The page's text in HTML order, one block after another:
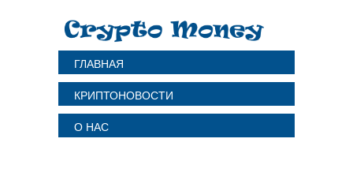
ГЛАВНАЯ
КРИПТОНОВОСТИ
О НАС